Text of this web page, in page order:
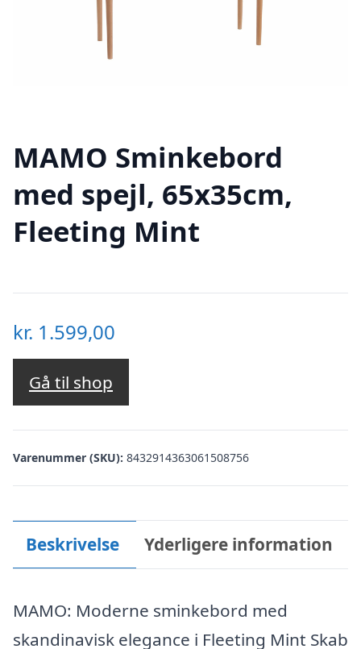
MAMO Sminkebord
med spejl, 65x35cm,
Fleeting Mint
kr. 1.599,00
Gå til shop
Varenummer (SKU): 8432914363061508756
Beskrivelse Yderligere information
MAMO: Moderne sminkebord med
skandinavisk elegance i Fleeting Mint Skab